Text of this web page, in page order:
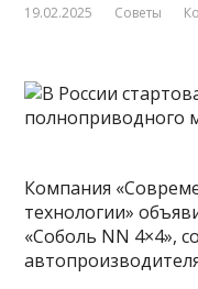
19.02.2025 Советы
Компания
технологии»
«Соболь NN 4×4»,